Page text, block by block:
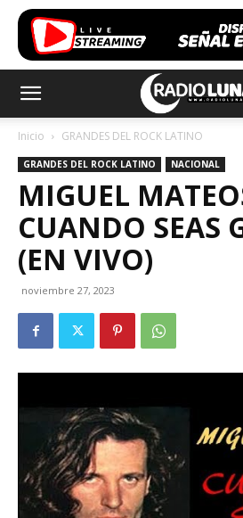
Inicio GRANDES DEL ROCK LATINO
GRANDES DEL ROCK LATINO NACIONAL
MIGUEL
CUANDO SEAS
(EN VIVO)
noviembre 27, 2023